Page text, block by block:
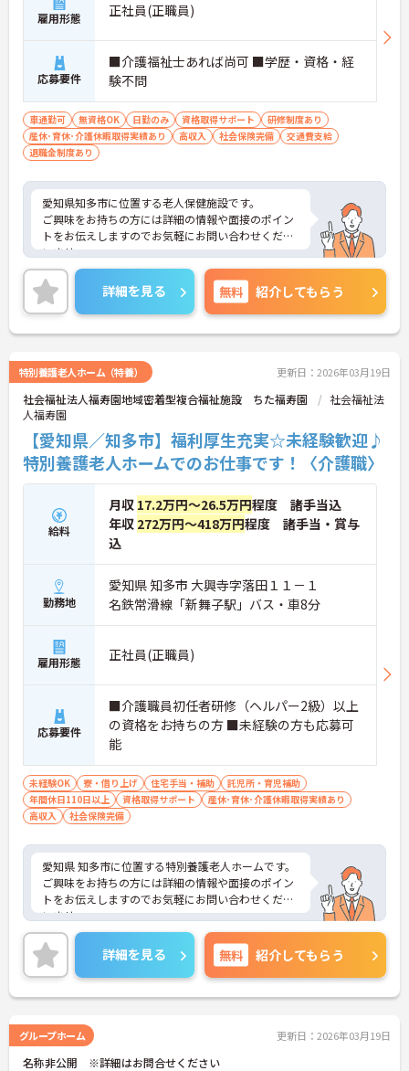
雇用形態 正社員(正職員)
応募要件
■介護福祉士あれば尚可 ■学歴・資格・経
験不問
車通勤可 無資格OK 日勤のみ 資格取得サポート
研修制度あり
産休･育休･介護休暇取得実績あり
高収入 社会保険完備
交通費支給
退職金制度あり
愛知県知多市に位置する老人保健施設です。
ご興味をお持ちの方には詳細の情報や面接のポイン
トをお伝えしますのでお気軽にお問い合わせくださ
いませ。
詳細を見る 無料 紹介してもらう
特別養護老人ホーム（特養） 更新日：2026年03月19日
社会福祉法人福寿園地域密着型複合福祉施設 ちた福寿園
社会福祉法
人福寿園
【愛知県／知多市】福利厚生充実☆未経験歓迎♪
特別養護老人ホームでのお仕事です！〈介護職〉
給料
月収 17.2万円～26.5万円程度 諸手当込
年収 272万円～418万円程度 諸手当・賞与
込
勤務地
愛知県 知多市 大興寺字落田１１－１
名鉄常滑線「新舞子駅」バス・車8分
雇用形態 正社員(正職員)
応募要件
■介護職員初任者研修（ヘルパー2級）以上
の資格をお持ちの方 ■未経験の方も応募可
能
未経験OK 寮・借り上げ 住宅手当・補助
託児所・育児補助
年間休日110日以上
資格取得サポート
産休･育休･介護休暇取得実績あり
高収入
社会保険完備
愛知県 知多市に位置する特別養護老人ホームです。
ご興味をお持ちの方には詳細の情報や面接のポイン
トをお伝えしますのでお気軽にお問い合わせくださ
いませ。
詳細を見る 無料 紹介してもらう
グループホーム 更新日：2026年03月19日
名称非公開 ※詳細はお問合せください